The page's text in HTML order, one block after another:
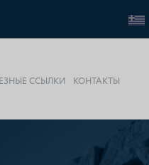
ССЫЛКИ КОНТАКТЫ